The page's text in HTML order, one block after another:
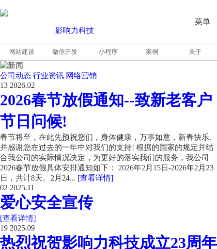
菜单
网站建设 微信开发 小程序 案例 关于
公司动态 行业资讯 网络营销
13 2026.02
2026春节放假通知--致新老客户
节日问候!
春节将至，在此先预祝您们，身体健康，万事如意，新春快乐.
并感谢您在过去的一年中对我们的支持! 根据的国家的规定并结
合我公司的实际情况决定，为更好的落实我们的服务，我公司
2026春节放假具体安排通知如下： 2026年2月15日-2026年2月23
日，共计8天。2月24... [查看详情]
02 2025.11
爱心安全宣传
[查看详情]
19 2025.09
热烈祝贺影响力科技成立23周年